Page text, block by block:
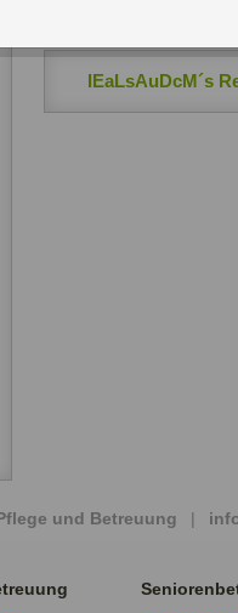
IEaLsAuDcM´s
und Betreuung |